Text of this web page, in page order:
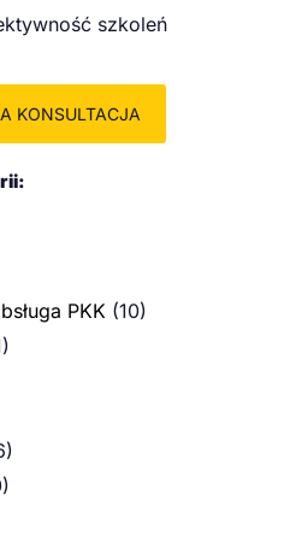
szkoleń
KONSULTACJA
PKK (10)